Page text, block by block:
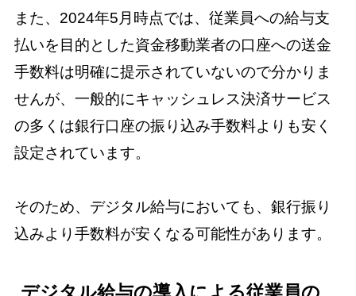
また、2024年5月時点では、従業員への給与支
払いを目的とした資金移動業者の口座への送金
手数料は明確に提示されていないので分かりま
せんが、一般的にキャッシュレス決済サービス
の多くは銀行口座の振り込み手数料よりも安く
設定されています。
そのため、デジタル給与においても、銀行振り
込みより手数料が安くなる可能性があります。
デジタル給与の導入による従業員の